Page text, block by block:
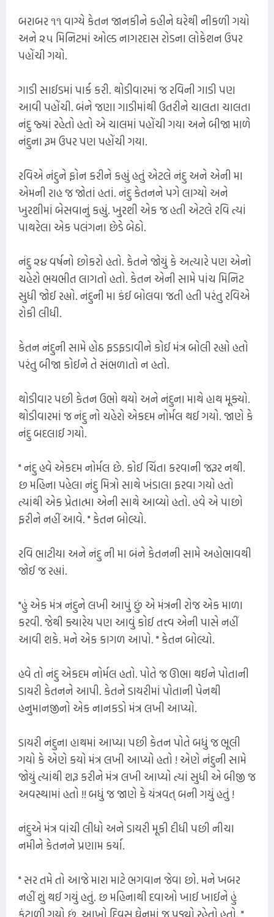
બરાબર ૧૧ વાગ્યે કેતન જાનકીને કહીને ઘરેથી નીકળી ગયો
અને ૨૫ મિનિટમાં ઓલ્ડ નાગરદાસ રોડના લોકેશન ઉપર
પહોંચી ગયો.
ગાડી સાઈડમાં પાર્ક કરી. થોડીવારમાં જ રવિની ગાડી પણ
આવી પહોંચી. બંને જણા ગાડીમાંથી ઉતરીને ચાલતા ચાલતા
નંદુ જ્યાં રહેતો હતો એ ચાલમાં પહોંચી ગયા અને બીજા માળે
નંદુના રૂમ ઉપર પણ પહોંચી ગયા.
રવિએ નંદુને ફોન કરીને કહ્યું હતું એટલે નંદુ અને એની મા
એમની રાહ જ જોતાં હતાં. નંદુ કેતનને પગે લાગ્યો અને
ખુરશીમાં બેસવાનું કહ્યું. ખુરશી એક જ હતી એટલે રવિ ત્યાં
પાથરેલા એક પલંગના છેડે બેઠો.
નંદુ ૨૪ વર્ષનો છોકરો હતો. કેતને જોયું કે અત્યારે પણ એનો
ચહેરો ભયભીત લાગતો હતો. કેતન એની સામે પાંચ મિનિટ
સુધી જોઈ રહ્યો. નંદુની મા કંઈ બોલવા જતી હતી પરંતુ રવિએ
રોકી લીધી.
કેતન નંદુની સામે હોઠ ફડફડાવીને કોઈ મંત્ર બોલી રહ્યો હતો
પરંતુ બીજા કોઈને તે સંભળાતો ન હતો.
થોડીવાર પછી કેતન ઉભો થયો અને નંદુના માથે હાથ મૂક્યો.
થોડીવારમાં જ નંદુ નો ચહેરો એકદમ નોર્મલ થઈ ગયો. જાણે કે
નંદુ બદલાઈ ગયો.
" નંદુ હવે એકદમ નોર્મલ છે. કોઈ ચિંતા કરવાની જરૂર નથી.
છ મહિના પહેલા નંદુ મિત્રો સાથે ખંડાલા ફરવા ગયો હતો
ત્યાંથી એક પ્રેતાત્મા એની સાથે આવ્યો હતો. હવે એ પાછો
ફરીને નહીં આવે. " કેતન બોલ્યો.
રવિ ભાટીયા અને નંદુ ની મા બંને કેતનની સામે અહોભાવથી
જોઈ જ રહ્યાં.
"હું એક મંત્ર નંદુને લખી આપું છું એ મંત્રની રોજ એક માળા
કરવી. જેથી ક્યારેય પણ આવું કોઈ તત્ત્વ એની પાસે નહીં
આવી શકે. મને એક કાગળ આપો. " કેતન બોલ્યો.
હવે તો નંદુ એકદમ નોર્મલ હતો. પોતે જ ઊભા થઈને પોતાની
ડાયરી કેતનને આપી. કેતને ડાયરીમાં પોતાની પેનથી
હનુમાનજીનો એક નાનકડો મંત્ર લખી આપ્યો.
ડાયરી નંદુના હાથમાં આપ્યા પછી કેતન પોતે બધું જ ભૂલી
ગયો કે એણે કયો મંત્ર લખી આપ્યો હતો ! એણે નંદુની સામે
જોયું ત્યાંથી શરૂ કરીને મંત્ર લખી આપ્યો ત્યાં સુધી એ બીજી જ
અવસ્થામાં હતો !! બધું જ જાણે કે યંત્રવત્ બની ગયું હતું !
નંદુએ મંત્ર વાંચી લીધો અને ડાયરી મૂકી દીધી પછી નીચા
નમીને કેતનને પ્રણામ કર્યા.
" સર તમે તો આજે મારા માટે ભગવાન જેવા છો. મને ખબર
નહીં શું થઈ ગયું હતું. છ મહિનાથી દવાઓ ખાઈ ખાઈને હું